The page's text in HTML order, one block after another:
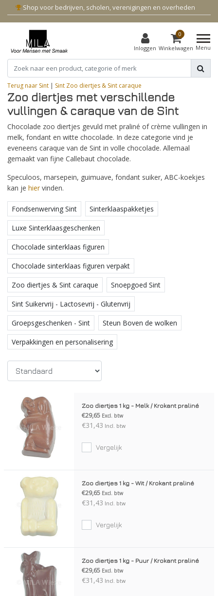
Shop voor bedrijven, scholen, verenigingen en overheden
Inloggen
0
Winkelwagen Menu
Terug naar Sint | Sint Zoo diertjes & Sint caraque
Zoo diertjes met verschillende
vullingen & caraque van de Sint
Chocolade zoo diertjes gevuld met praliné of crème vullingen in
melk, fondant en witte chocolade. In deze categorie vind je
eveneens caraque van de Sint in volle chocolade. Allemaal
gemaakt van fijne Callebaut chocolade.
Speculoos, marsepein, guimuave, fondant suiker, ABC-koekjes
kan je hiervinden.
Fondsenwerving Sint Sinterklaaspakketjes
Luxe Sinterklaasgeschenken
Chocolade sinterklaas figuren
Chocolade sinterklaas figuren verpakt
Zoo diertjes & Sint caraque Snoepgoed Sint
Sint Suikervrij - Lactosevrij - Glutenvrij
Groepsgeschenken - Sint Steun Boven de wolken
Verpakkingen en personalisering
Zoo diertjes 1 kg - Melk / Krokant praliné
€29,65 Excl. btw
€31,43 Incl. btw
Vergelijk
Zoo diertjes 1 kg - Wit / Krokant praliné
€29,65 Excl. btw
€31,43 Incl. btw
Vergelijk
Zoo diertjes 1 kg - Puur / Krokant praliné
€29,65 Excl. btw
€31,43 Incl. btw